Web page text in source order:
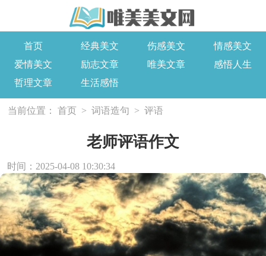
首页 经典美文 伤感美文
情感美文
爱情美文
励志文章 唯美文章
感悟人生
哲理文章
生活感悟
当前位置： 首页 > 词语造句 > 评语
老师评语作文
时间：2025-04-08 10:30:34